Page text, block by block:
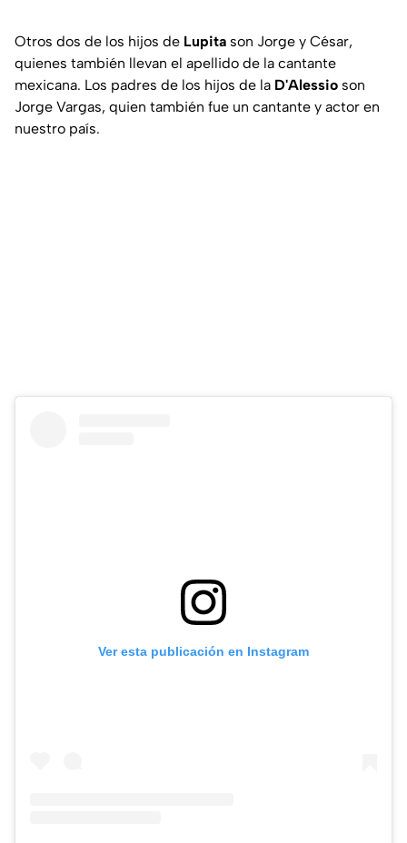
Otros dos de los hijos de Lupita son Jorge y César,
quienes también llevan el apellido de la cantante
mexicana. Los padres de los hijos de la D'Alessio son
Jorge Vargas, quien también fue un cantante y actor en
nuestro país.
Ver esta publicación en Instagram